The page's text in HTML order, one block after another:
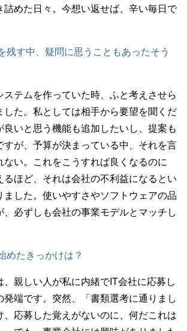
詰めた日々。今想い返せば、辛い毎日で
す中、疑問に思うこともあったそう
ステムを作っていた時、ふと考えさせら
した。私としては相手から要望を聞くだ
良いと思う機能も追加したいし、提案も
すが、予算が決まっている中、それを言
ない。これをこうすれば良くなるのに
るほど、それは会社の不利益になるとい
ました。使いやすさやソフトウェアの品
、必ずしも会社の事業モデルとマッチし
たきっかけは？
、親しい人が私に内緒でIT会社に応募し
発端です。突然、「書類選考に通りまし
、応募した覚えがないのに、何だこれは